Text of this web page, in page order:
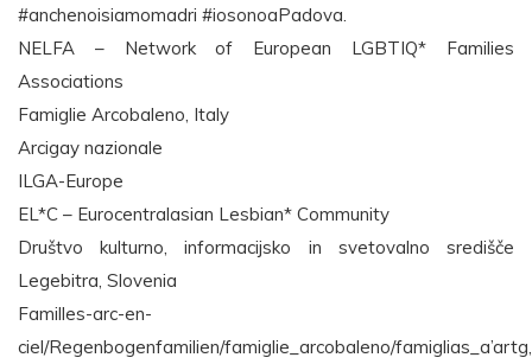
#anchenoisiamomadri #iosonoaPadova.
NELFA – Network of European LGBTIQ* Families
Associations
Famiglie Arcobaleno, Italy
Arcigay nazionale
ILGA-Europe
EL*C – Eurocentralasian Lesbian* Community
Društvo kulturno, informacijsko in svetovalno središče
Legebitra, Slovenia
Familles-arc-en-
ciel/Regenbogenfamilien/famiglie_arcobaleno/famiglias_a’artg,